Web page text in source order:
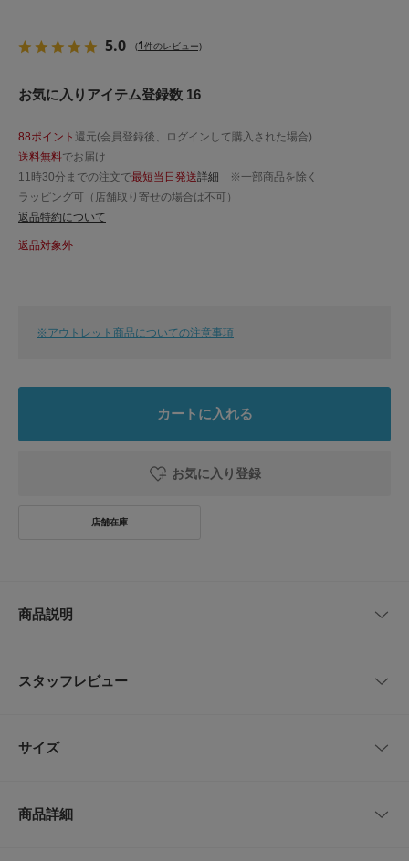
5.0 (1件のレビュー)
お気に入りアイテム登録数 16
88ポイント 還元(会員登録後、ログインして購入された場合)
送料無料でお届け
11時30分までの注文で最短当日発送詳細 ※一部商品を除く
ラッピング可（店舗取り寄せの場合は不可）
返品特約について
返品対象外
※アウトレット商品についての注意事項
カートに入れる
お気に入り登録
商品説明
CO BASSI(フランコ バッシ)」のネクタイ。
存在感のある段落ちストライプに使用された柔らかなブルー・グリーンの色
広く活躍します。
日々の暮らしの一部であるビジネスライフにおいても、私たちURBAN RES
スタッフレビュー
サイズ
商品詳細